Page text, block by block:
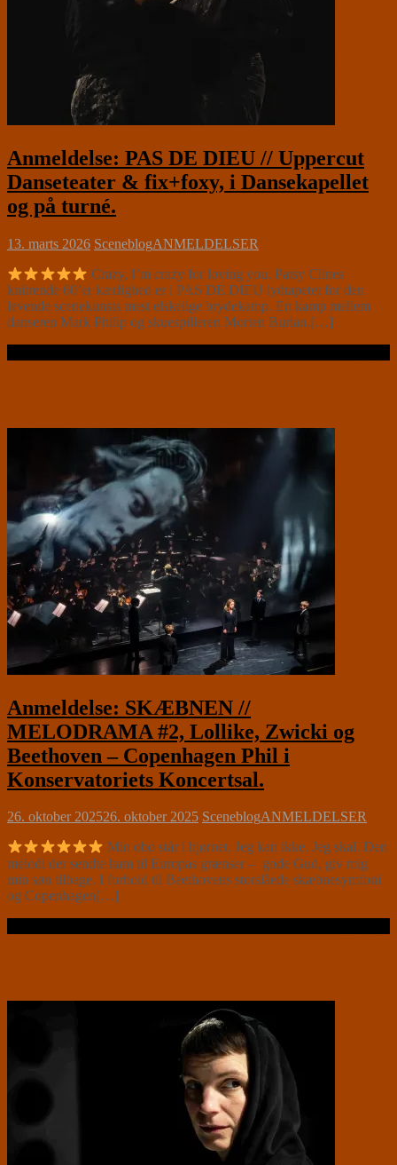
Anmeldelse: PAS DE DIEU // Uppercut
Danseteater & fix+foxy, i Dansekapellet
og på turné.
13. marts 2026 SceneblogANMELDELSER
Crazy, I’m crazy for loving you. Patsy Clines
knitrende 60’er kærlighed er i PAS DE DIEU lydtapetet for den
levende scenekunsts mest elskelige brydekamp. En kamp mellem
danseren Mark Philip og skuespilleren Morten Burian.[…]
Anmeldelse: SKÆBNEN //
MELODRAMA #2, Lollike, Zwicki og
Beethoven – Copenhagen Phil i
Konservatoriets Koncertsal.
26. oktober 202526. oktober 2025 SceneblogANMELDELSER
Min obo står i hjørnet. Jeg kan ikke. Jeg skal. Den
melodi der sendte ham til Europas grænser – gode Gud, giv mig
min søn tilbage. I forhold til Beethovens storslåede skæbnesymfoni
og Copenhagen[…]